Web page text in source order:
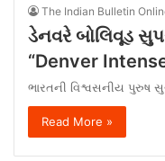
The Indian Bulletin
ડેનવરે બોલિવૂડ
“Denver
ભારતની વિશ્વસનીય
Read More »